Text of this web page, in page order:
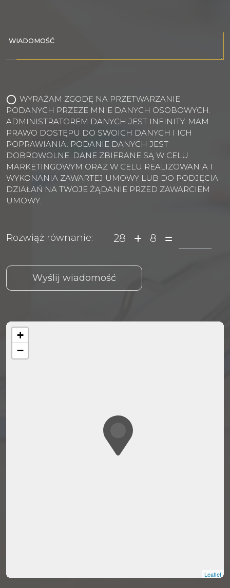
WIADOMOŚĆ
WYRAŻAM ZGODĘ NA PRZETWARZANIE
PODANYCH PRZEZE MNIE DANYCH OSOBOWYCH.
ADMINISTRATOREM DANYCH JEST INFINITY. MAM
PRAWO DOSTĘPU DO SWOICH DANYCH I ICH
POPRAWIANIA. PODANIE DANYCH JEST
DOBROWOLNE. DANE ZBIERANE SĄ W CELU
MARKETINGOWYM ORAZ W CELU REALIZOWANIA I
WYKONANIA ZAWARTEJ UMOWY LUB DO PODJĘCIA
DZIAŁAŃ NA TWOJE ŻĄDANIE PRZED ZAWARCIEM
UMOWY.
Rozwiąż równanie: 28 8
+
−
Leaflet